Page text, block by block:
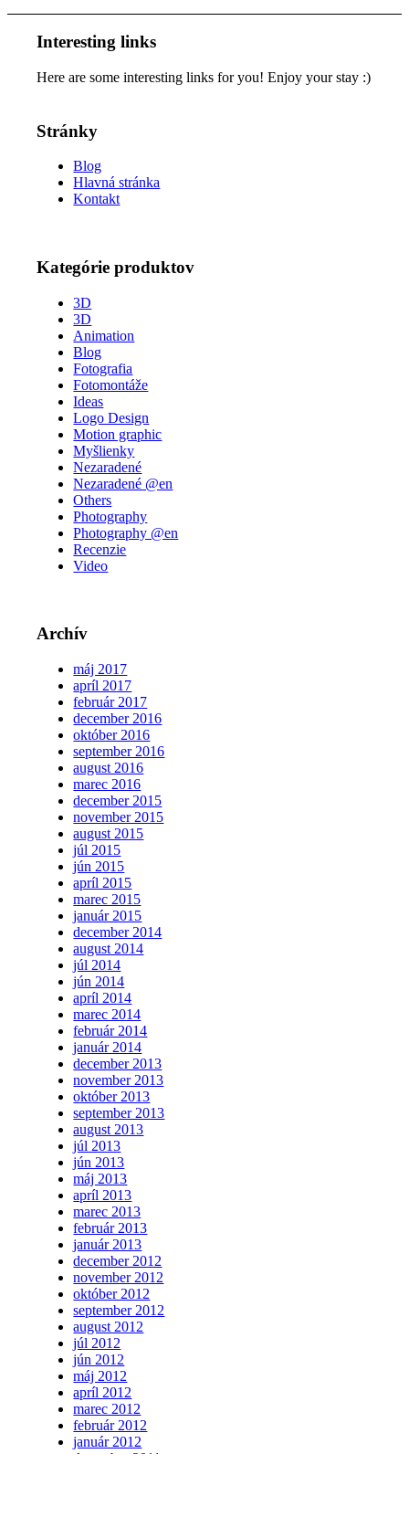
Interesting links
Here are some interesting links for you! Enjoy your stay :)
Stránky
Blog
Hlavná stránka
Kontakt
Kategórie produktov
3D
3D
Animation
Blog
Fotografia
Fotomontáže
Ideas
Logo Design
Motion graphic
Myšlienky
Nezaradené
Nezaradené @en
Others
Photography
Photography @en
Recenzie
Video
Archív
máj 2017
apríl 2017
február 2017
december 2016
október 2016
september 2016
august 2016
marec 2016
december 2015
november 2015
august 2015
júl 2015
jún 2015
apríl 2015
marec 2015
január 2015
december 2014
august 2014
júl 2014
jún 2014
apríl 2014
marec 2014
február 2014
január 2014
december 2013
november 2013
október 2013
september 2013
august 2013
júl 2013
jún 2013
máj 2013
apríl 2013
marec 2013
február 2013
január 2013
december 2012
november 2012
október 2012
september 2012
august 2012
júl 2012
jún 2012
máj 2012
apríl 2012
marec 2012
február 2012
január 2012
december 2011